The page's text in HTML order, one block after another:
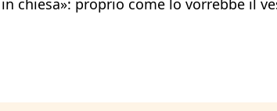
chiesa»: proprio come lo vorrebbe il